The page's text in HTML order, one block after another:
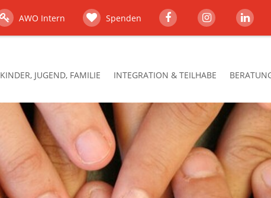
AWO Intern Spenden
KINDER, JUGEND, FAMILIE INTEGRATION & TEILHABE